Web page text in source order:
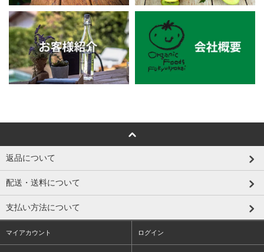
返品について
配送・送料について
支払い方法について
マイアカウント ログイン